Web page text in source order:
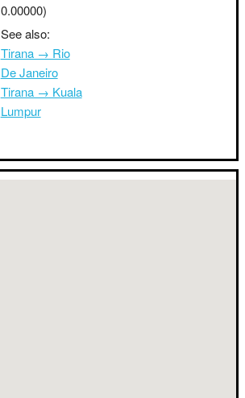
0.00000)
See also:
Tirana → Rio
De Janeiro
Tirana → Kuala
Lumpur